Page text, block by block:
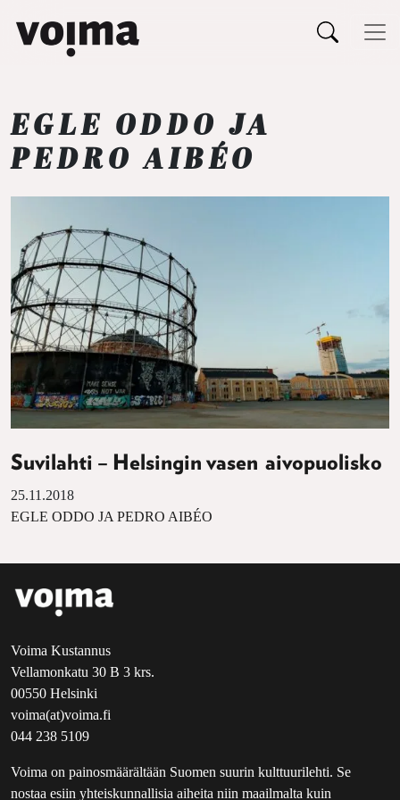
Päävalikko
EGLE ODDO JA
PEDRO AIBÉO
Suvilahti – Helsingin vasen aivopuolisko
25.11.2018
EGLE ODDO JA PEDRO AIBÉO
Voima Kustannus
Vellamonkatu 30 B 3 krs.
00550 Helsinki
voima(at)voima.fi
044 238 5109
Voima on painosmäärältään Suomen suurin kulttuurilehti. Se
nostaa esiin yhteiskunnallisia aiheita niin maailmalta kuin